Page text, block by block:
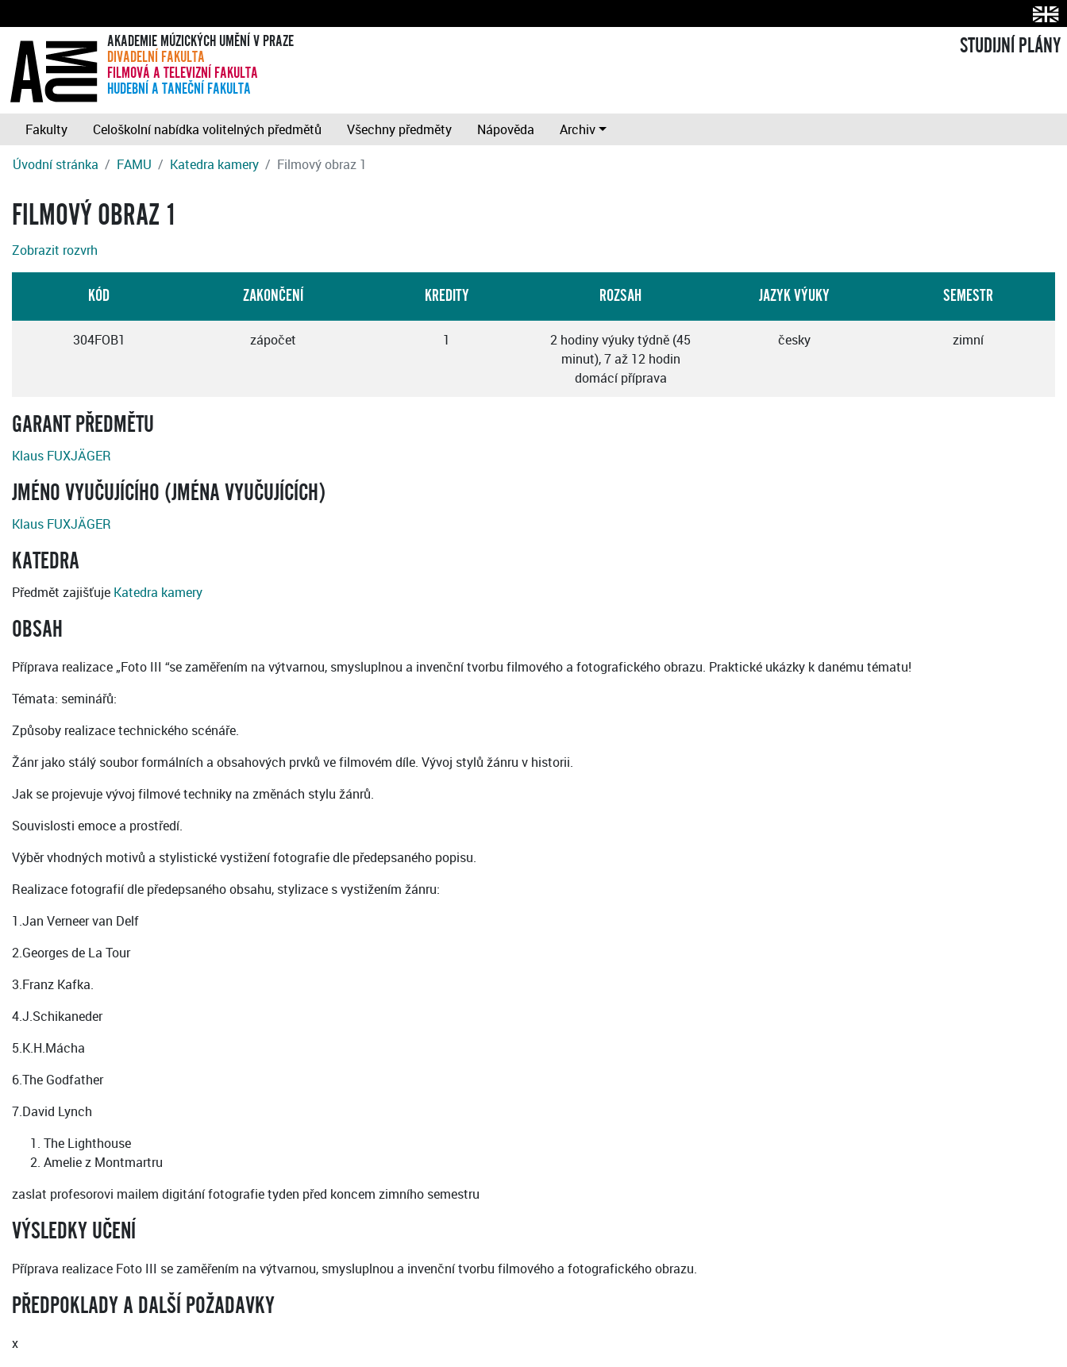
AKADEMIE MÚZICKÝCH UMĚNÍ V PRAZE
DIVADELNÍ FAKULTA
FILMOVÁ A TELEVIZNÍ FAKULTA
HUDEBNÍ A TANEČNÍ FAKULTA
STUDIJNÍ PLÁNY
Fakulty Celoškolní nabídka volitelných předmětů Všechny předměty Nápověda
Archiv
Úvodní stránka
FAMU Katedra kamery Filmový obraz 1
FILMOVÝ OBRAZ 1
Zobrazit rozvrh
KÓD ZAKONČENÍ KREDITY ROZSAH JAZYK VÝUKY SEMESTR
304FOB1 zápočet 1
2 hodiny výuky týdně (45
minut), 7 až 12 hodin
domácí příprava
česky zimní
GARANT PŘEDMĚTU
Klaus FUXJÄGER
JMÉNO VYUČUJÍCÍHO (JMÉNA VYUČUJÍCÍCH)
Klaus FUXJÄGER
KATEDRA
Předmět zajišťuje Katedra kamery
OBSAH
Příprava realizace „Foto III “se zaměřením na výtvarnou, smysluplnou a invenční tvorbu filmového a fotografického obrazu. Praktické ukázky k danému tématu!
Témata: seminářů:
Způsoby realizace technického scénáře.
Žánr jako stálý soubor formálních a obsahových prvků ve filmovém díle. Vývoj stylů žánru v historii.
Jak se projevuje vývoj filmové techniky na změnách stylu žánrů.
Souvislosti emoce a prostředí.
Výběr vhodných motivů a stylistické vystižení fotografie dle předepsaného popisu.
Realizace fotografií dle předepsaného obsahu, stylizace s vystižením žánru:
1.Jan Verneer van Delf
2.Georges de La Tour
3.Franz Kafka.
4.J.Schikaneder
5.K.H.Mácha
6.The Godfather
7.David Lynch
The Lighthouse
Amelie z Montmartru
zaslat profesorovi mailem digitání fotografie tyden před koncem zimního semestru
VÝSLEDKY UČENÍ
Příprava realizace Foto III se zaměřením na výtvarnou, smysluplnou a invenční tvorbu filmového a fotografického obrazu.
PŘEDPOKLADY A DALŠÍ POŽADAVKY
x